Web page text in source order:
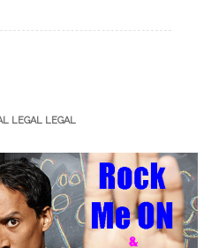
LEGAL LEGAL